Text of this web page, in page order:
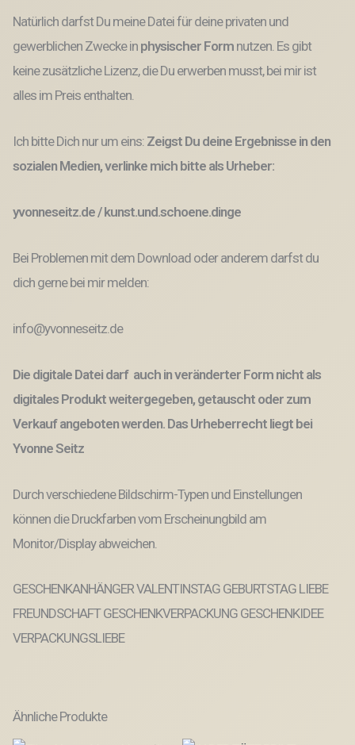
Natürlich darfst Du meine Datei für deine privaten und
gewerblichen Zweckein physischer Form nutzen. Es gibt
keinezusätzliche Lizenz, die Du erwerben musst,bei mir ist
alles im Preis enthalten.
Ich bitte Dich nur um eins: Zeigst Du deine Ergebnisse in den
sozialen Medien, verlinke mich bitte als Urheber:
yvonneseitz.de / kunst.und.schoene.dinge
Bei Problemen mit dem Download oder anderem darfst du
dich gerne bei mir melden:
info@yvonneseitz.de
Die digitale Datei darf auch in veränderter Form nicht als
digitales Produkt weitergegeben, getauscht oder zum
Verkauf angeboten werden. Das Urheberrecht liegt bei
Yvonne Seitz
Durch verschiedene Bildschirm-Typen und Einstellungen
können die Druckfarben vom Erscheinungbild am
Monitor/Display abweichen.
GESCHENKANHÄNGER VALENTINSTAG GEBURTSTAG LIEBE
FREUNDSCHAFT GESCHENKVERPACKUNG GESCHENKIDEE
VERPACKUNGSLIEBE
Ähnliche Produkte